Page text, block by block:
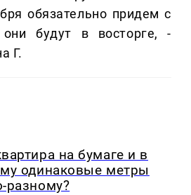
обязательно придем с
будут в восторге, -
Г.
на бумаге и в
одинаковые метры
разному?